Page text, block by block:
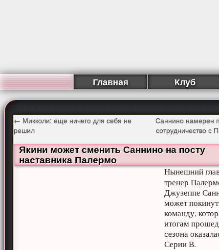
Главная Клуб
← Микколи: еще ничего для себя не
решил
Саннино намерен
сотрудничество с
Якини может сменить Саннино на посту
наставника Палермо
Нынешний
тренер
Джузеппе
может
команду,
итогам
сезона
Серии В.